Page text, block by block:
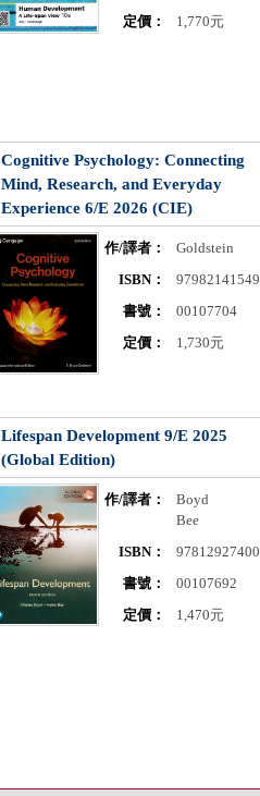
定價：
1,770元
Cognitive Psychology: Connecting
Mind, Research, and Everyday
Experience 6/E 2026 (CIE)
作/譯者：
Goldstein
ISBN：
書號：
00107704
定價：
1,730元
Lifespan Development 9/E 2025
(Global Edition)
作/譯者：
Boyd
Bee
ISBN：
書號：
00107692
定價：
1,470元